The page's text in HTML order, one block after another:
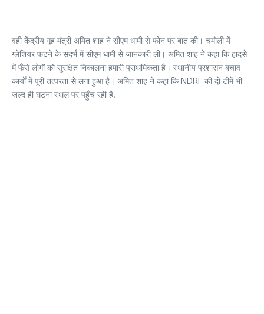
वही केंद्रीय गृह मंत्री अमित शाह ने सीएम धामी से फोन पर बात की। चमोली में
ग्लेशियर फटने के संदर्भ में सीएम धामी से जानकारी ली। अमित शाह ने कहा कि हादसे
में फँसे लोगों को सुरक्षित निकालना हमारी प्राथमिकता है। स्थानीय प्रशासन बचाव
कार्यों में पूरी तत्परता से लगा हुआ है। अमित शाह ने कहा कि NDRF की दो टीमें भी
जल्द ही घटना स्थल पर पहुँच रही है.